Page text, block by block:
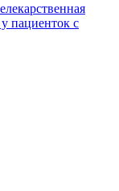
пациенток с